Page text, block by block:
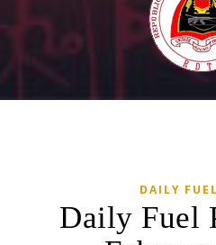
DAILY
Daily Fuel